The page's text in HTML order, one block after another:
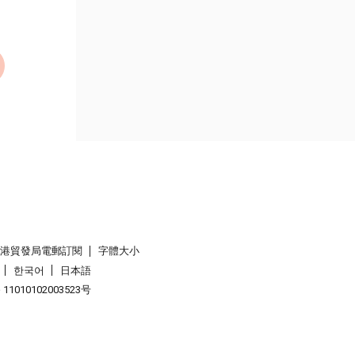
貿發局電郵訂閱
字體大小
한국어
日本語
号